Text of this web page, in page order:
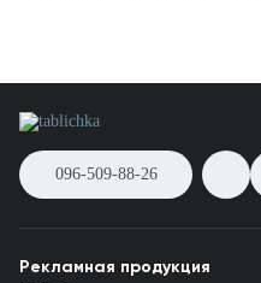
096-509-88-26
Рекламная продукция